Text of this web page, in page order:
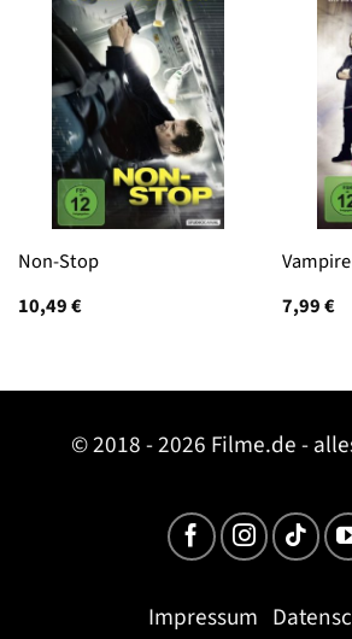
Non-Stop
10,49€
7,99€
© 2018 - 2026 Filme.de -
Impressum